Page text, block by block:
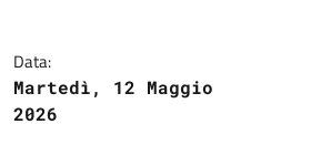
Data:
Martedì, 12 Maggio
2026